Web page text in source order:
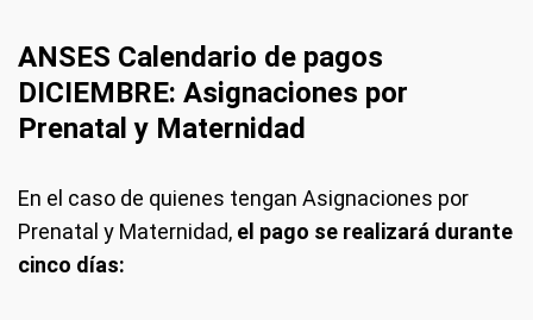
ANSES Calendario de pagos
DICIEMBRE: Asignaciones por
Prenatal y Maternidad
En el caso de quienes tengan Asignaciones por
Prenatal y Maternidad, el pago se realizará durante
cinco días: